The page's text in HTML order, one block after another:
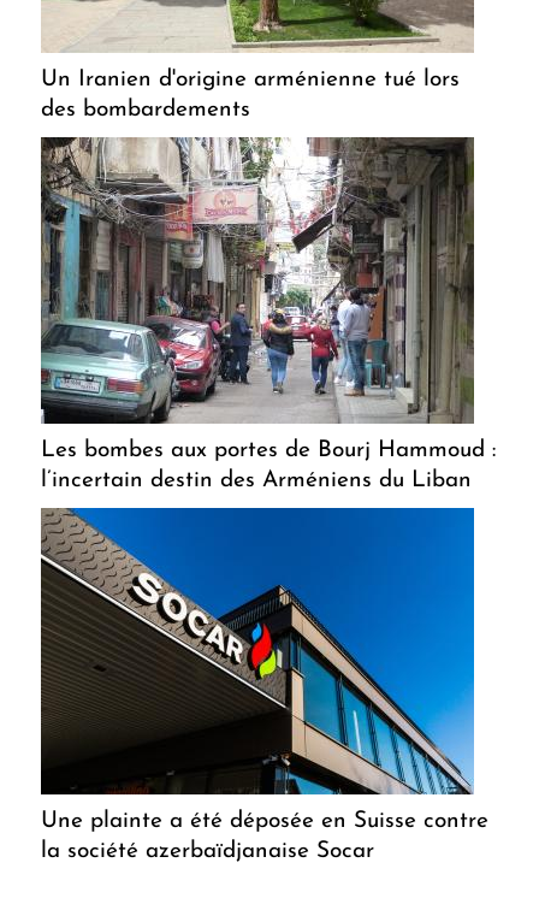
Un Iranien d'origine arménienne tué lors
des bombardements
Les bombes aux portes de Bourj Hammoud :
l’incertain destin des Arméniens du Liban
Une plainte a été déposée en Suisse contre
la société azerbaïdjanaise Socar